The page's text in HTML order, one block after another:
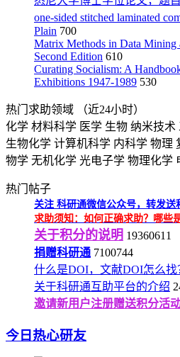
one-sided stitched laminated
Plain 700
Matrix Methods in Data Mining
Second Edition 610
Curating Socialism: A
Exhibitions 1947-1989 530
热门求助领域
（近24小时）
化学 材料科学 医学 生物 纳米技术
生物化学 计算机科学 内科学 物理
物学 无机化学 光电子学 物理化学
热门帖子
关注 科研通微信公众号，转发送
求助须知：如何正确求助？哪些
关于积分的说明 19360611
捐赠科研通 7100744
什么是DOI，文献DOI怎么找
关于科研通互助平台的介绍
邀请新用户注册赠送积分活
今日热心研友